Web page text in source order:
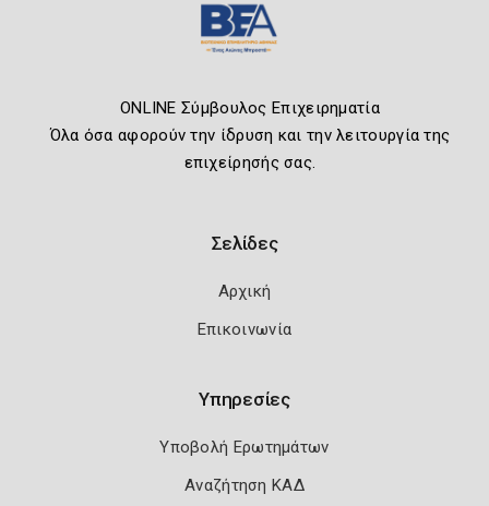
ONLINE Σύμβουλος Επιχειρηματία
Όλα όσα αφορούν την ίδρυση και την λειτουργία της
επιχείρησής σας.
Σελίδες
Αρχική
Επικοινωνία
Υπηρεσίες
Υποβολή Ερωτημάτων
Αναζήτηση ΚΑΔ